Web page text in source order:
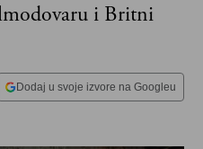
i Britni
Dodaj u svoje izvore na Googleu